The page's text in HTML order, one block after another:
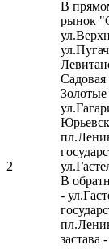
2
В
рынок
Садовая
Золотые
В
-
застава